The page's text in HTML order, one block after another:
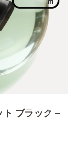
ブラック –